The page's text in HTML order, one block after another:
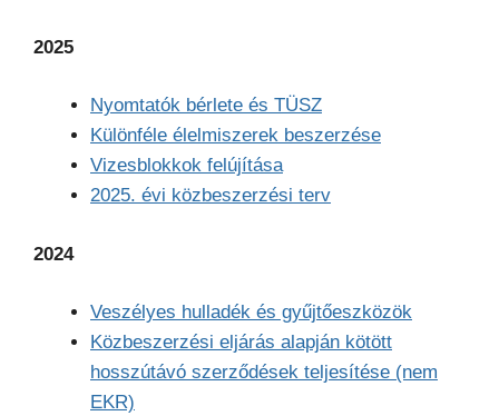
2025
Nyomtatók bérlete és TÜSZ
Különféle élelmiszerek beszerzése
Vizesblokkok felújítása
2025. évi közbeszerzési terv
2024
Veszélyes hulladék és gyűjtőeszközök
Közbeszerzési eljárás alapján kötött
hosszútávó szerződések teljesítése (nem
EKR)